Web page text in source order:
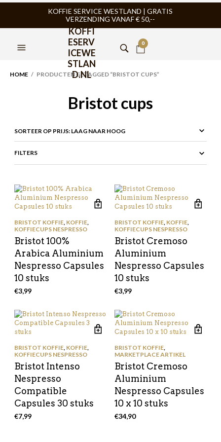
KOFFIE SERVICE WESTLAND | GRATIS
VERZENDING VANAF € 50,--
KOFFI
ESERV
ICEWE
STLAN
D.NL
0
HOME / PRODUCTEN GETAGGED “BRISTOT CUPS”
Bristot cups
FILTERS
BRISTOT KOFFIE, KOFFIE,
KOFFIECUPS NESPRESSO
Bristot 100%
Arabica Aluminium
Nespresso Capsules
10 stuks
€3,99
BRISTOT KOFFIE, KOFFIE,
KOFFIECUPS NESPRESSO
Bristot Cremoso
Aluminium
Nespresso Capsules
10 stuks
€3,99
BRISTOT KOFFIE, KOFFIE,
KOFFIECUPS NESPRESSO
Bristot Intenso
Nespresso
Compatible
Capsules 30 stuks
€7,99
BRISTOT KOFFIE,
MARKETPLACE ARTIKEL
Bristot Cremoso
Aluminium
Nespresso Capsules
10 x 10 stuks
€34,90